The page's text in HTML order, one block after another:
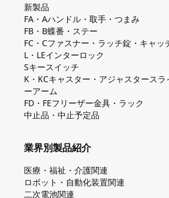
新製品
FA・Aハンドル・取手・つまみ
FB・B蝶番・ステー
FC・Cファスナー・ラッチ錠・キャッ
L・LEインターロック
Sキースイッチ
K・KCキャスター・アジャスタース
ーアーム
FD・FEフリーザー金具・ラック
中止品・中止予定品
業界別製品紹介
医療・福祉・介護関連
ロボット・自動化装置関連
二次電池関連